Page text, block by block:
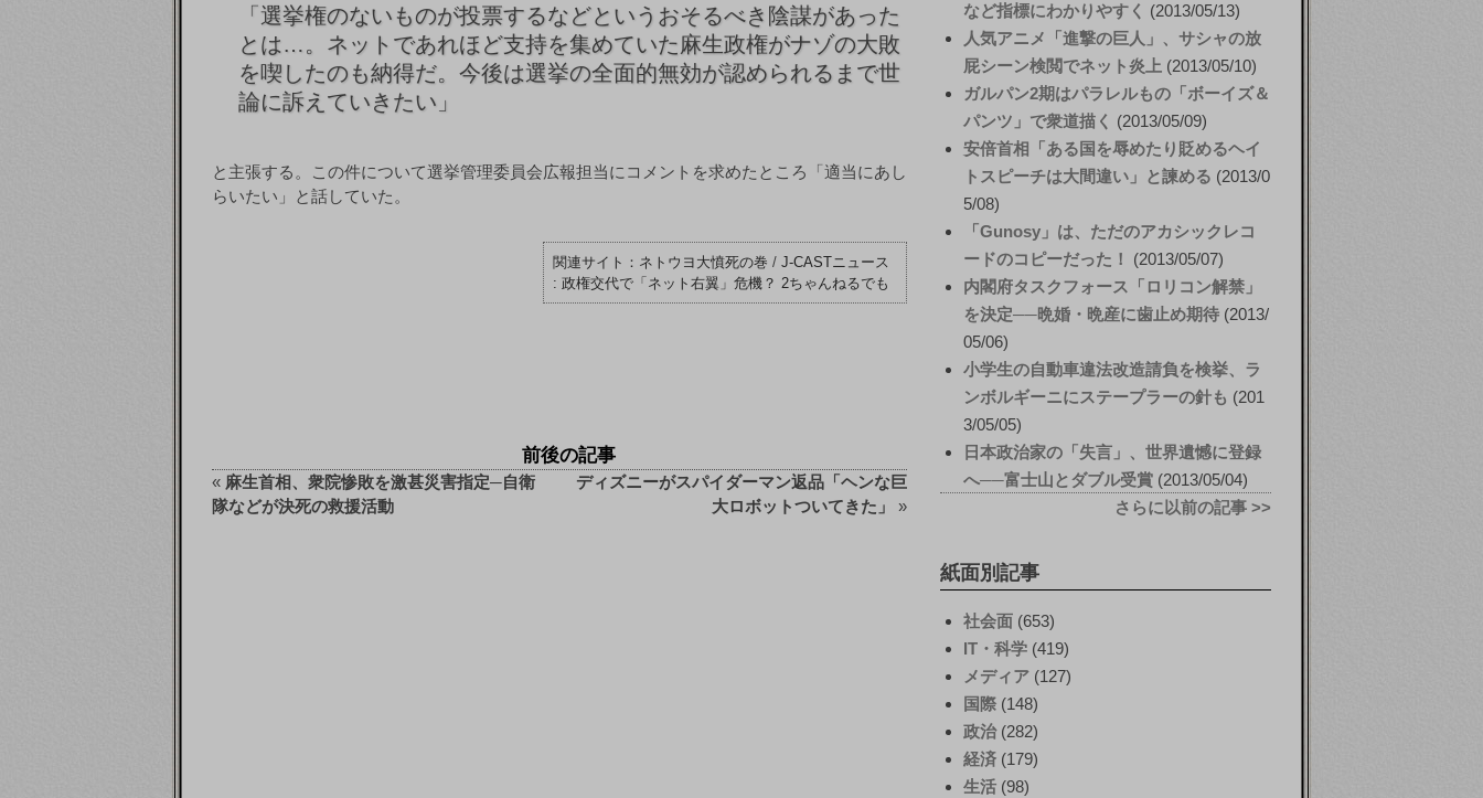
「 選挙権のないものが投票するなどというおそるべき陰謀があった
とは…。ネットであれほど支持を集めていた麻生政権がナゾの大敗
を喫したのも納得だ。今後は選挙の全面的無効が認められるまで世
論に訴えていきたい」
と主張する。この件について選挙管理委員会広報担当にコメントを求めたところ「適当にあし
らいたい」と話していた。
ネトウヨ大憤死の巻 / J-CASTニュース
: 政権交代で「ネット右翼」危機？ 2ちゃんねるでも
前後の記事
« 麻生首相、衆院惨敗を激甚災害指定─自衛
隊などが決死の救援活動
ディズニーがスパイダーマン返品「ヘンな巨
大ロボットついてきた」
»
など指標にわかりやすく
2013/05/13
人気アニメ「進撃の巨人」、サシャの放
屁シーン検閲でネット炎上
2013/05/10
ガルパン2期はパラレルもの「ボーイズ＆
パンツ」で衆道描く
2013/05/09
安倍首相「ある国を辱めたり貶めるヘイ
トスピーチは大間違い」と諫める
2013/0
5/08
「Gunosy」は、ただのアカシックレコ
ードのコピーだった！
2013/05/07
内閣府タスクフォース「ロリコン解禁」
を決定──晩婚・晩産に歯止め期待 2013/
05/06
小学生の自動車違法改造請負を検挙、ラ
ンボルギーニにステープラーの針も
201
3/05/05
日本政治家の「失言」、世界遺憾に登録
へ──富士山とダブル受賞 2013/05/04
さらに以前の記事 >>
紙面別記事
社会面 (653)
IT・科学 (419)
メディア (127)
国際 (148)
政治(282)
経済 (179)
生活 (98)